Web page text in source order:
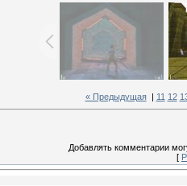
« Предыдущая| 11 12
Добавлять комментарии
[